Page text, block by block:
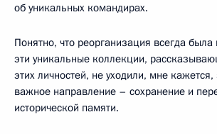
об уникальных командирах.
Понятно, что реорганизация всегда была
эти уникальные коллекции,
этих личностей, не уходили, мне
важное направление – сохранение и
исторической памяти.